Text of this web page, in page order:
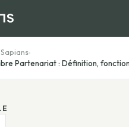
›
Partenariat : Définition,